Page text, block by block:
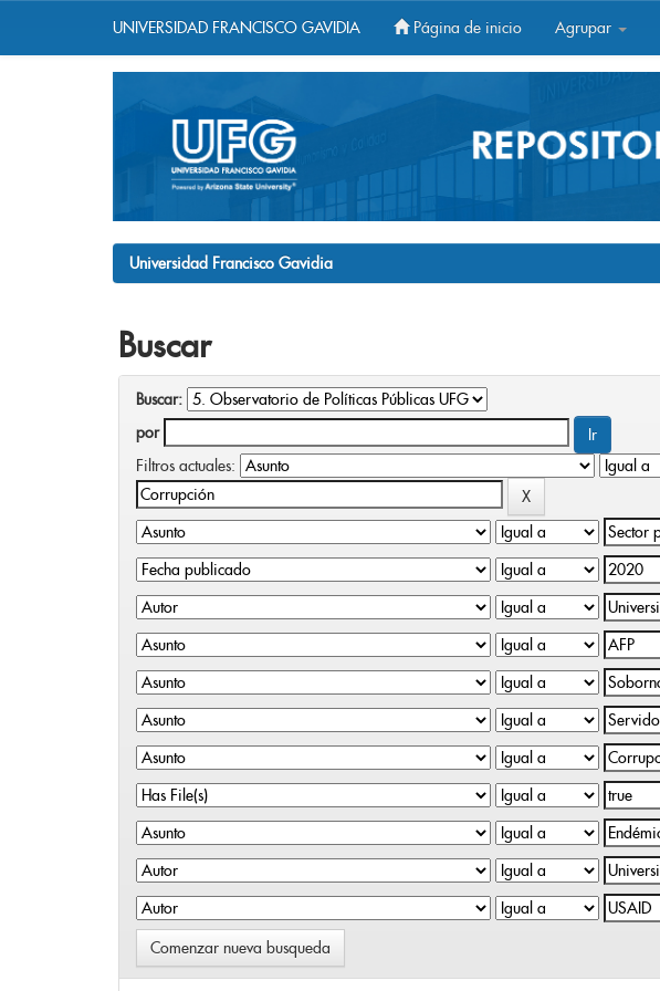
UNIVERSIDAD FRANCISCO GAVIDIA Página de inicio Agrupar
Universidad Francisco Gavidia
Buscar
Buscar:
por
Filtros actuales:
Comenzar nueva busqueda